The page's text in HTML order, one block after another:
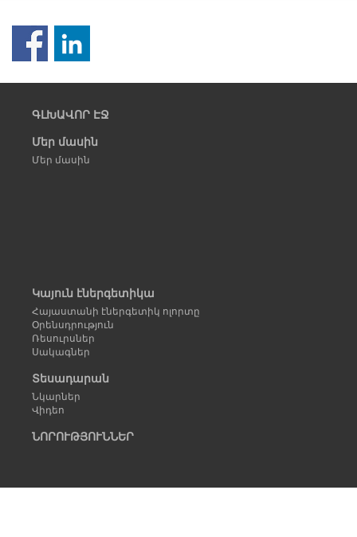
ԳԼԽԱՎՈՐ ԷՋ
Մեր մասին
Մեր մասին
Կայուն էներգետիկա
Հայաստանի էներգետիկ ոլորտը
Օրենսդրություն
Ռեսուրսներ
Սակագներ
Տեսադարան
Նկարներ
Վիդեո
ՆՈՐՈՒԹՅՈՒՆՆԵՐ